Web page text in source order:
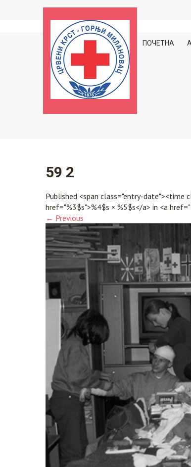
ПОЧЕТНА
59 2
Published <span class="entry-
href="%3$s">%4$s × %5$s</a> in <a
← Previous